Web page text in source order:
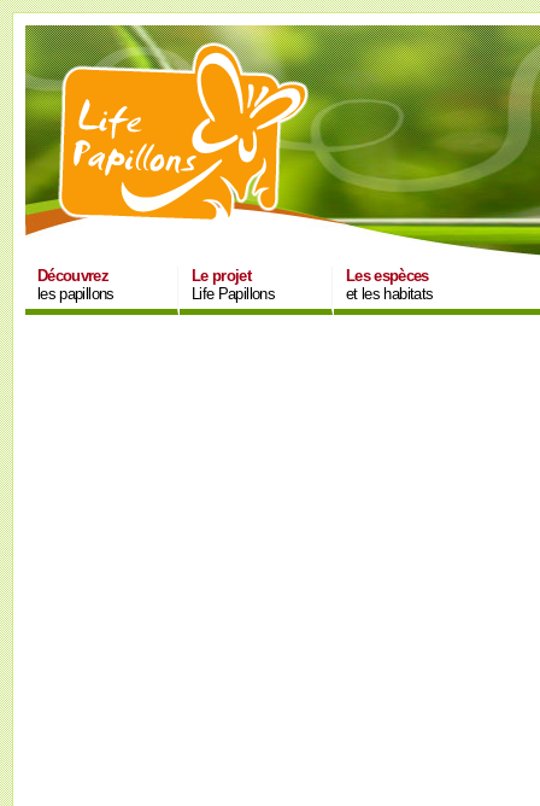
Découvrez
les papillons
Le projet
Life Papillons
Les espèces
et les habitats